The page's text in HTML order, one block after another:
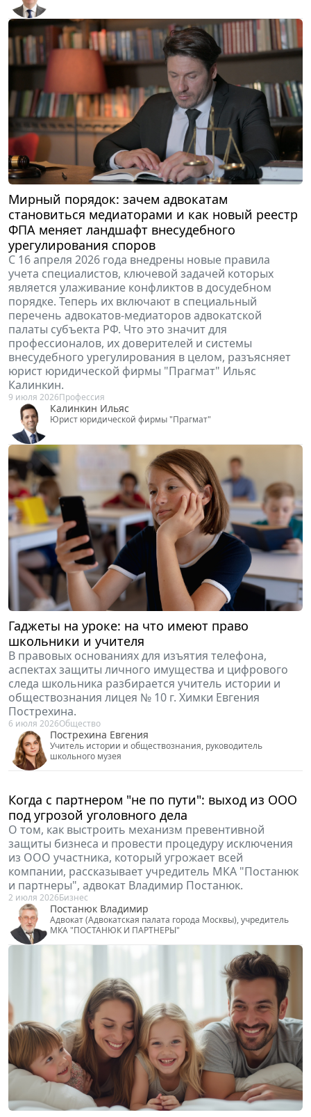
Мирный порядок: зачем адвокатам
становиться медиаторами и как новый реестр
ФПА меняет ландшафт внесудебного
урегулирования споров
С 16 апреля 2026 года внедрены новые правила
учета специалистов, ключевой задачей которых
является улаживание конфликтов в досудебном
порядке. Теперь их включают в специальный
перечень адвокатов-медиаторов адвокатской
палаты субъекта РФ. Что это значит для
профессионалов, их доверителей и системы
внесудебного урегулирования в целом, разъясняет
юрист юридической фирмы "Прагмат" Ильяс
Калинкин.
9 июля 2026Профессия
Калинкин Ильяс
Юрист юридической фирмы "Прагмат"
Гаджеты на уроке: на что имеют право
школьники и учителя
В правовых основаниях для изъятия телефона,
аспектах защиты личного имущества и цифрового
следа школьника разбирается учитель истории и
обществознания лицея № 10 г. Химки Евгения
Пострехина.
6 июля 2026Общество
Пострехина Евгения
Учитель истории и обществознания, руководитель
школьного музея
Когда с партнером "не по пути": выход из ООО
О том, как выстроить механизм превентивной
защиты бизнеса и провести процедуру исключения
из ООО участника, который угрожает всей
компании, рассказывает учредитель МКА "Постанюк
и партнеры", адвокат Владимир Постанюк.
2 июля 2026Бизнес
Постанюк Владимир
Адвокат (Адвокатская палата города Москвы), учредитель
МКА "ПОСТАНЮК И ПАРТНЕРЫ"